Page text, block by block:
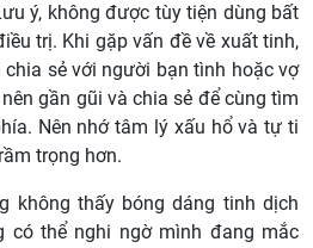
ý, không được tùy tiện dùng bất
trị. Khi gặp vấn đề về xuất tinh,
sẻ với người bạn tình hoặc vợ
gần gũi và chia sẻ để cùng tìm
Nên nhớ tâm lý xấu hổ và tự ti
trọng hơn.
không thấy bóng dáng tinh dịch
có thể nghi ngờ mình đang mắc